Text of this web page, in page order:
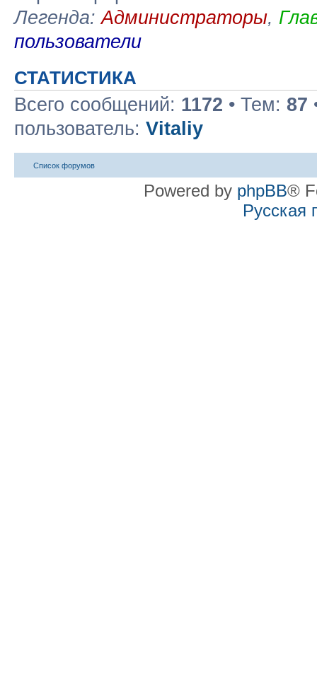
Легенда:Администраторы,
пользователи
СТАТИСТИКА
Всего сообщений: 1172 • Тем: 87
пользователь: Vitaliy
Список форумов
Powered by phpBB®
Русская